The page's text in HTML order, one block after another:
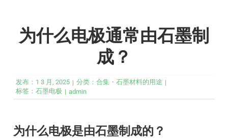
联系我们
索：
为什么电极通常由石墨制
成？
发布：1 3 月, 2025 | 分类： 合集・石墨材料的用途 |
标签： 石墨电极 | admin
为什么电极是由石墨制成的？